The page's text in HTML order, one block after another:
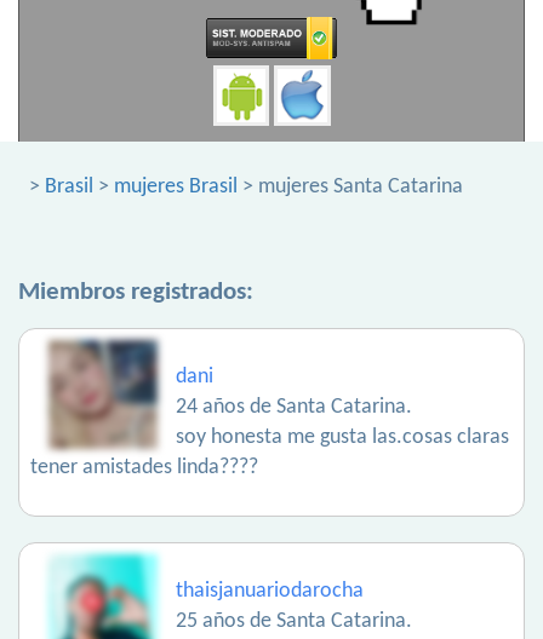
> Brasil > mujeres Brasil > mujeres Santa Catarina
Miembros registrados:
dani
24 años de Santa Catarina.
soy honesta me gusta las.cosas claras
tener amistades linda????
thaisjanuariodarocha
25 años de Santa Catarina.